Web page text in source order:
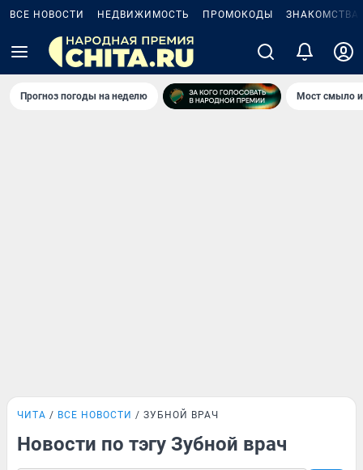
ВСЕ НОВОСТИ НЕДВИЖИМОСТЬ ПРОМОКОДЫ ЗНАКОМСТВА
Прогноз погоды на неделю Мост смыло
ЧИТА ВСЕ НОВОСТИ ЗУБНОЙ ВРАЧ
Новости по тэгу Зубной врач